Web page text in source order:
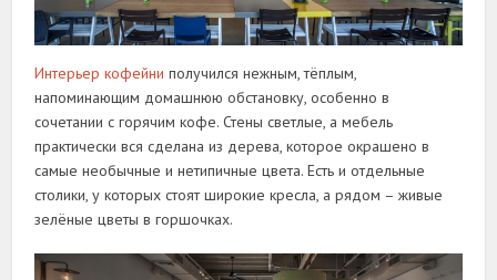
Интерьер кофейни получился нежным, тёплым,
напоминающим домашнюю обстановку, особенно в
сочетании с горячим кофе. Стены светлые, а мебель
практически вся сделана из дерева, которое окрашено в
самые необычные и нетипичные цвета. Есть и отдельные
столики, у которых стоят широкие кресла, а рядом – живые
зелёные цветы в горшочках.